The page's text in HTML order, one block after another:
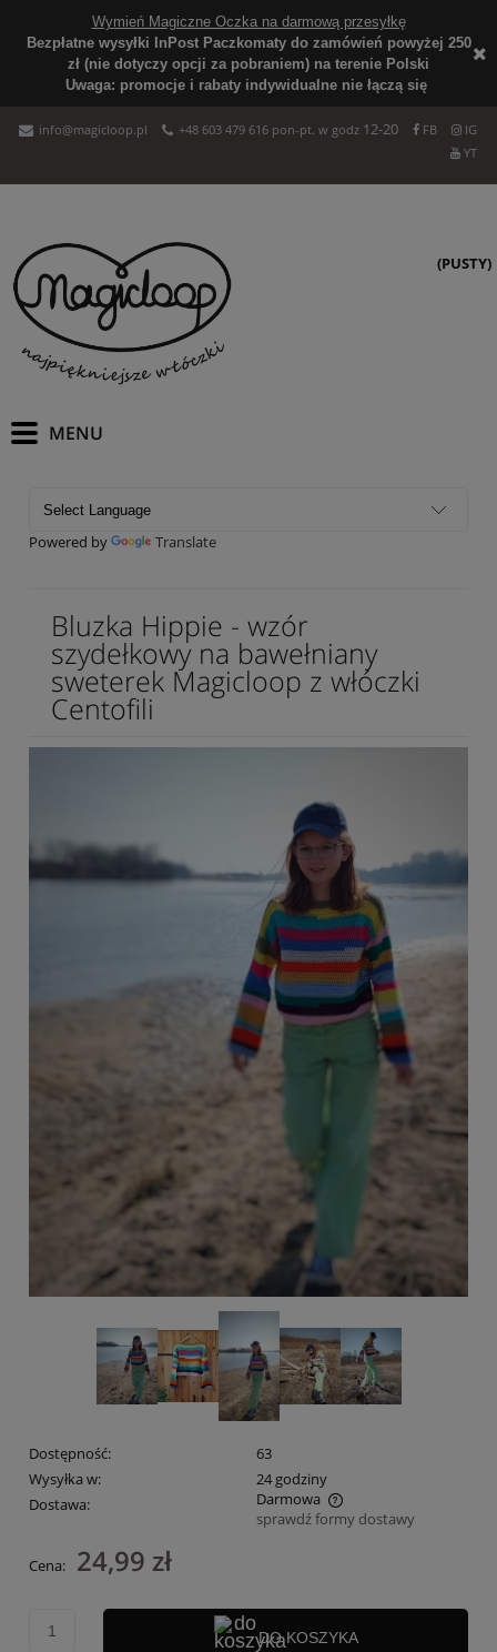
Wymień Magiczne Oczka na darmową przesyłkę
Bezpłatne wysyłki InPost Paczkomaty do zamówień powyżej 250
zł (nie dotyczy opcji za pobraniem) na terenie Polski
Uwaga: promocje i rabaty indywidualne nie łączą się
info@magicloop.pl +48 603 479 616 pon-pt. w godz 12-20 FB
IG
YT
(PUSTY)
Powered by Translate
Bluzka Hippie - wzór
szydełkowy na bawełniany
sweterek Magicloop z włóczki
Centofili
Dostępność:
63
Wysyłka w:
24 godziny
Dostawa:
Darmowa
Cena nie zawiera ewentualnych kosztów płatności
sprawdź formy dostawy
Cena: 24,99 zł
DO KOSZYKA